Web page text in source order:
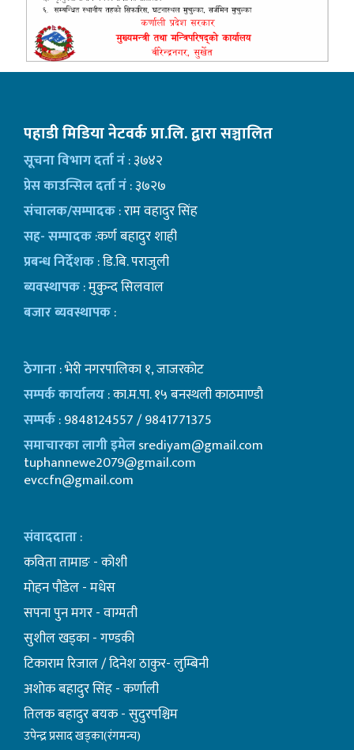
पहाडी मिडिया नेटवर्क प्रा.लि. द्वारा सञ्चालित
सूचना विभाग दर्ता नं: ३७४२
प्रेस काउन्सिल दर्ता नं: ३७२७
संचालक/सम्पादक: राम वहादुर सिंह
सह- सम्पादक:कर्ण बहादुर शाही
प्रबन्ध निर्देशक: डि.बि. पराजुली
ब्यवस्थापक: मुकुन्द सिलवाल
बजार ब्यवस्थापक:
ठेगाना: भेरी नगरपालिका १, जाजरकोट
सम्पर्क कार्यालय: का.म.पा. १५ बनस्थली काठमाण्डाै
सम्पर्क: 9848124557 / 9841771375
समाचारका लागी इमेलsrediyam@gmail.com
tuphannewe2079@gmail.com
evccfn@gmail.com
संवाददाता:
कविता तामाङ - कोशी
माेहन पाैडेल - मधेस
सपना पुन मगर - वाग्मती
सुशील खड्का - गण्डकी
टिकाराम रिजाल / दिनेश ठाकुर- लुम्बिनी
अशाेक बहादुर सिंह - कर्णाली
तिलक बहादुर बयक - सुदुरपश्चिम
उपेन्द्र प्रसाद खड्का(रंगमन्च)